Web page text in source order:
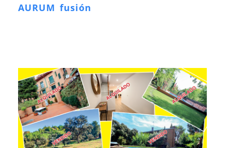
AURUM fusión